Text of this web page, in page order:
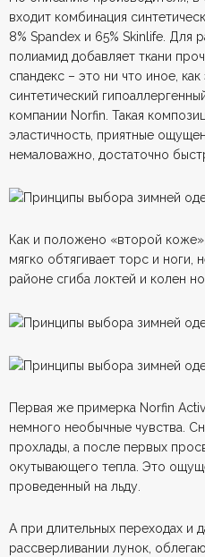
входит комбинация
8% Spandex и 65% Skinlife. Для
полиамид добавляет ткани
спандекс – это ни что иное,
синтетический
компании Norfin. Такая
эластичность, приятные
немаловажно, достаточно
Как и положено «второй
мягко обтягивает торс и ноги,
районе сгиба локтей и колен
Первая же примерка Norfin
немного необычные чувства.
прохлады, а после первых
окутывающего тепла. Это
проведенный на льду.
А при длительных переходах и
рассверливании лунок,